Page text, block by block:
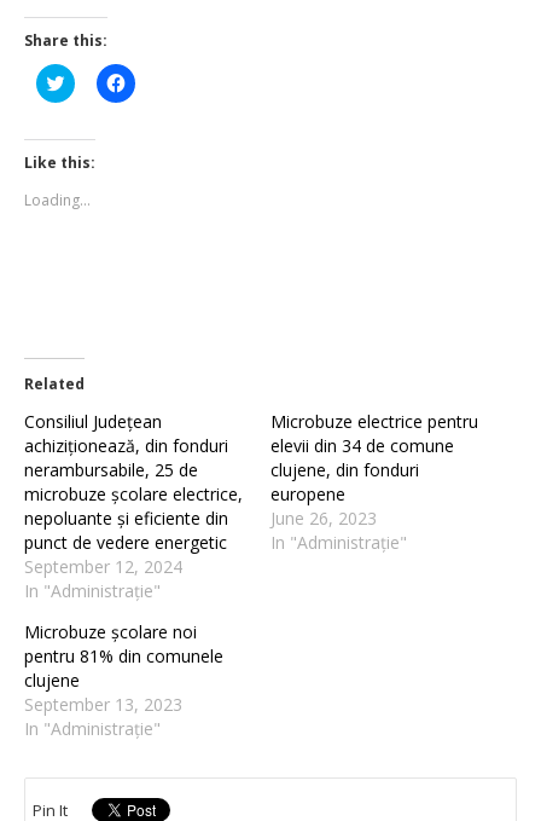
Share this:
Click
to
Twitter
(Opens
in
window)
Click
to
Like this:
Loading...
Related
Consiliul Județean
achiziționează, din fonduri
nerambursabile, 25 de
microbuze școlare electrice,
nepoluante și eficiente din
punct de vedere energetic
September 12, 2024
In "Administrație"
Microbuze electrice pentru
elevii din 34 de comune
clujene, din fonduri
europene
June 26, 2023
In "Administrație"
Microbuze școlare noi
pentru 81% din comunele
clujene
September 13, 2023
In "Administrație"
Pin It